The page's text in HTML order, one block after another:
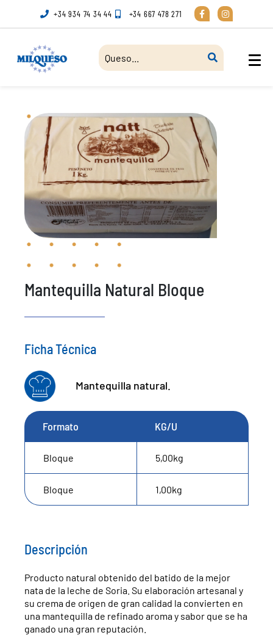
+34 934 74 34 44 +34 667 478 271
Mantequilla Natural Bloque
Ficha Técnica
Mantequilla natural.
Formato KG/U
Bloque 5,00kg
Bloque 1,00kg
Descripción
Producto natural obtenido del batido de la mejor
nata de la leche de Soria. Su elaboración artesanal y
su crema de origen de gran calidad la convierten en
una mantequilla de refinado aroma y sabor que se ha
ganado una gran reputación.